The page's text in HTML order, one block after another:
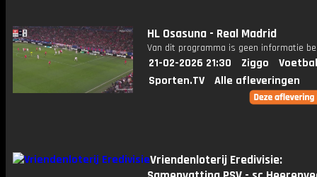
HL Osasuna - Real Madrid
Van dit programma is geen informatie
21-02-2026 21:30 Ziggo
Sporten.TV
Alle afleveringen
Vriendenloterij Eredivisie: